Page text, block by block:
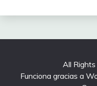
All
Funciona gracias a